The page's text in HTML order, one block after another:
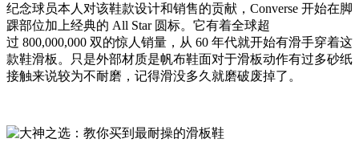
纪念球员本人对该鞋款设计和销售的贡献，Converse 开始在脚
踝部位加上经典的 All Star 圆标。它有着全球超
过 800,000,000 双的惊人销量，从 60 年代就开始有滑手穿着这
款鞋滑板。只是外部材质是帆布鞋面对于滑板动作有过多砂纸
接触来说较为不耐磨，记得滑没多久就磨破废掉了。